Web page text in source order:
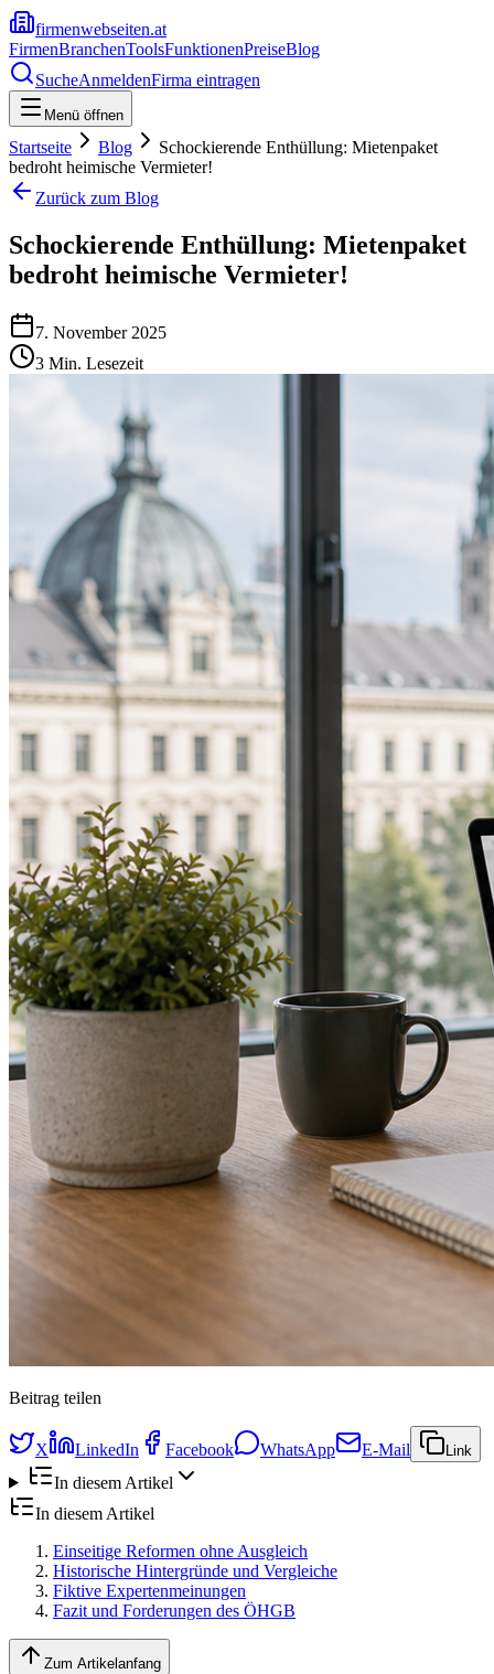
firmenwebseiten.at
FirmenBranchenToolsFunktionenPreiseBlog
SucheAnmeldenFirma eintragen
Menü öffnen
Startseite Blog
Schockierende Enthüllung: Mietenpaket
bedroht heimische Vermieter!
Zurück zum Blog
Schockierende Enthüllung: Mietenpaket
bedroht heimische Vermieter!
7. November 2025
3 Min. Lesezeit
Beitrag teilen
X LinkedIn Facebook WhatsApp E-Mail Link
In diesem Artikel
In diesem Artikel
Einseitige Reformen ohne Ausgleich
Historische Hintergründe und Vergleiche
Fiktive Expertenmeinungen
Fazit und Forderungen des ÖHGB
Zum Artikelanfang